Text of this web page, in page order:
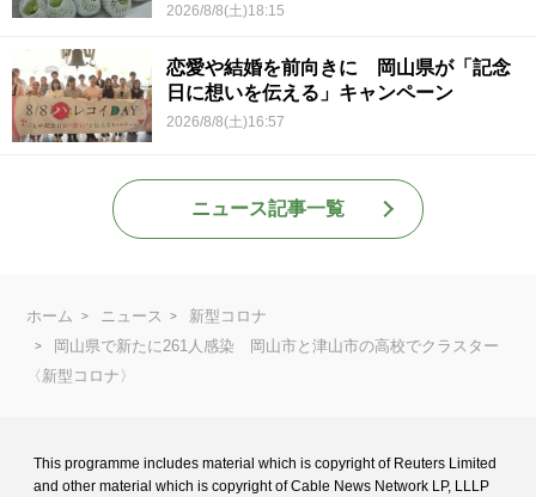
2026/8/8(土)18:15
恋愛や結婚を前向きに 岡山県が「記念
日に想いを伝える」キャンペーン
2026/8/8(土)16:57
ニュース記事一覧
ホーム ニュース
新型コロナ
岡山県で新たに261人感染 岡山市と津山市の高校でクラスター
〈新型コロナ〉
This programme includes material which is copyright of Reuters Limited
and other material which is copyright of Cable News Network LP, LLLP